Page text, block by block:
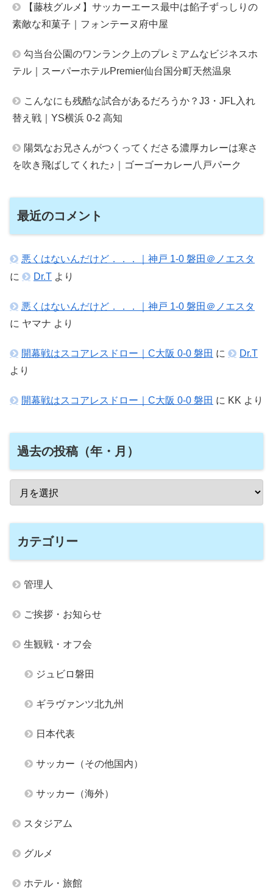
【藤枝グルメ】サッカーエース最中は餡子ずっしりの
素敵な和菓子｜フォンテーヌ府中屋
勾当台公園のワンランク上のプレミアムなビジネスホ
テル｜スーパーホテルPremier仙台国分町天然温泉
こんなにも残酷な試合があるだろうか？J3・JFL入れ
替え戦｜YS横浜 0-2 高知
陽気なお兄さんがつくってくださる濃厚カレーは寒さ
を吹き飛ばしてくれた♪｜ゴーゴーカレー八戸パーク
最近のコメント
悪くはないんだけど．．．｜神戸 1-0 磐田＠ノエスタ
に
Dr.T より
悪くはないんだけど．．．｜神戸 1-0 磐田＠ノエスタ
に ヤマナ より
開幕戦はスコアレスドロー｜C大阪 0-0 磐田 に
Dr.T
より
開幕戦はスコアレスドロー｜C大阪 0-0 磐田 に KK より
過去の投稿（年・月）
カテゴリー
管理人
ご挨拶・お知らせ
生観戦・オフ会
ジュビロ磐田
ギラヴァンツ北九州
日本代表
サッカー（その他国内）
サッカー（海外）
スタジアム
グルメ
ホテル・旅館